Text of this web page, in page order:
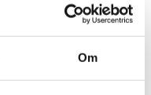
Om
Hvid- og